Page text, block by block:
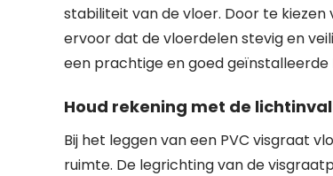
stabiliteit van de vloer. Door te
ervoor dat de vloerdelen stevig en
een prachtige en goed geïnstalleerde
Houd rekening met de
Bij het leggen van een PVC visgraat
ruimte. De legrichting van de